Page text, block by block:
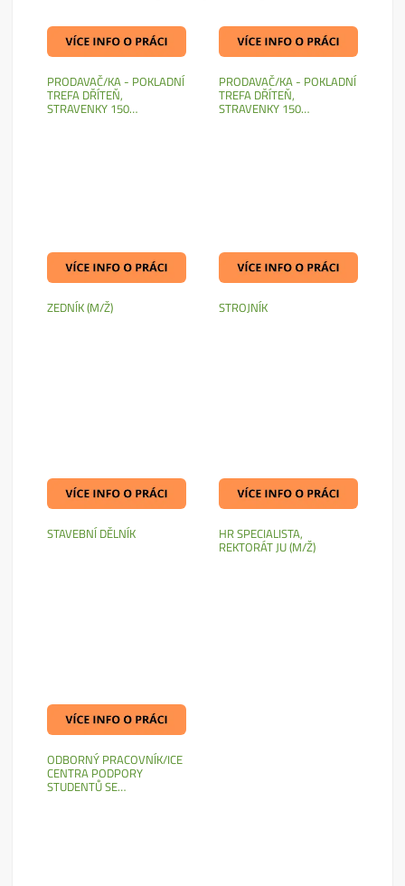
PRODAVAČ/KA - POKLADNÍ
TREFA DŘÍTEŇ,
STRAVENKY 150…
PRODAVAČ/KA - POKLADNÍ
TREFA DŘÍTEŇ,
STRAVENKY 150…
ZEDNÍK (M/Ž) STROJNÍK
STAVEBNÍ DĚLNÍK HR SPECIALISTA,
REKTORÁT JU (M/Ž)
ODBORNÝ PRACOVNÍK/ICE
CENTRA PODPORY
STUDENTŮ SE…